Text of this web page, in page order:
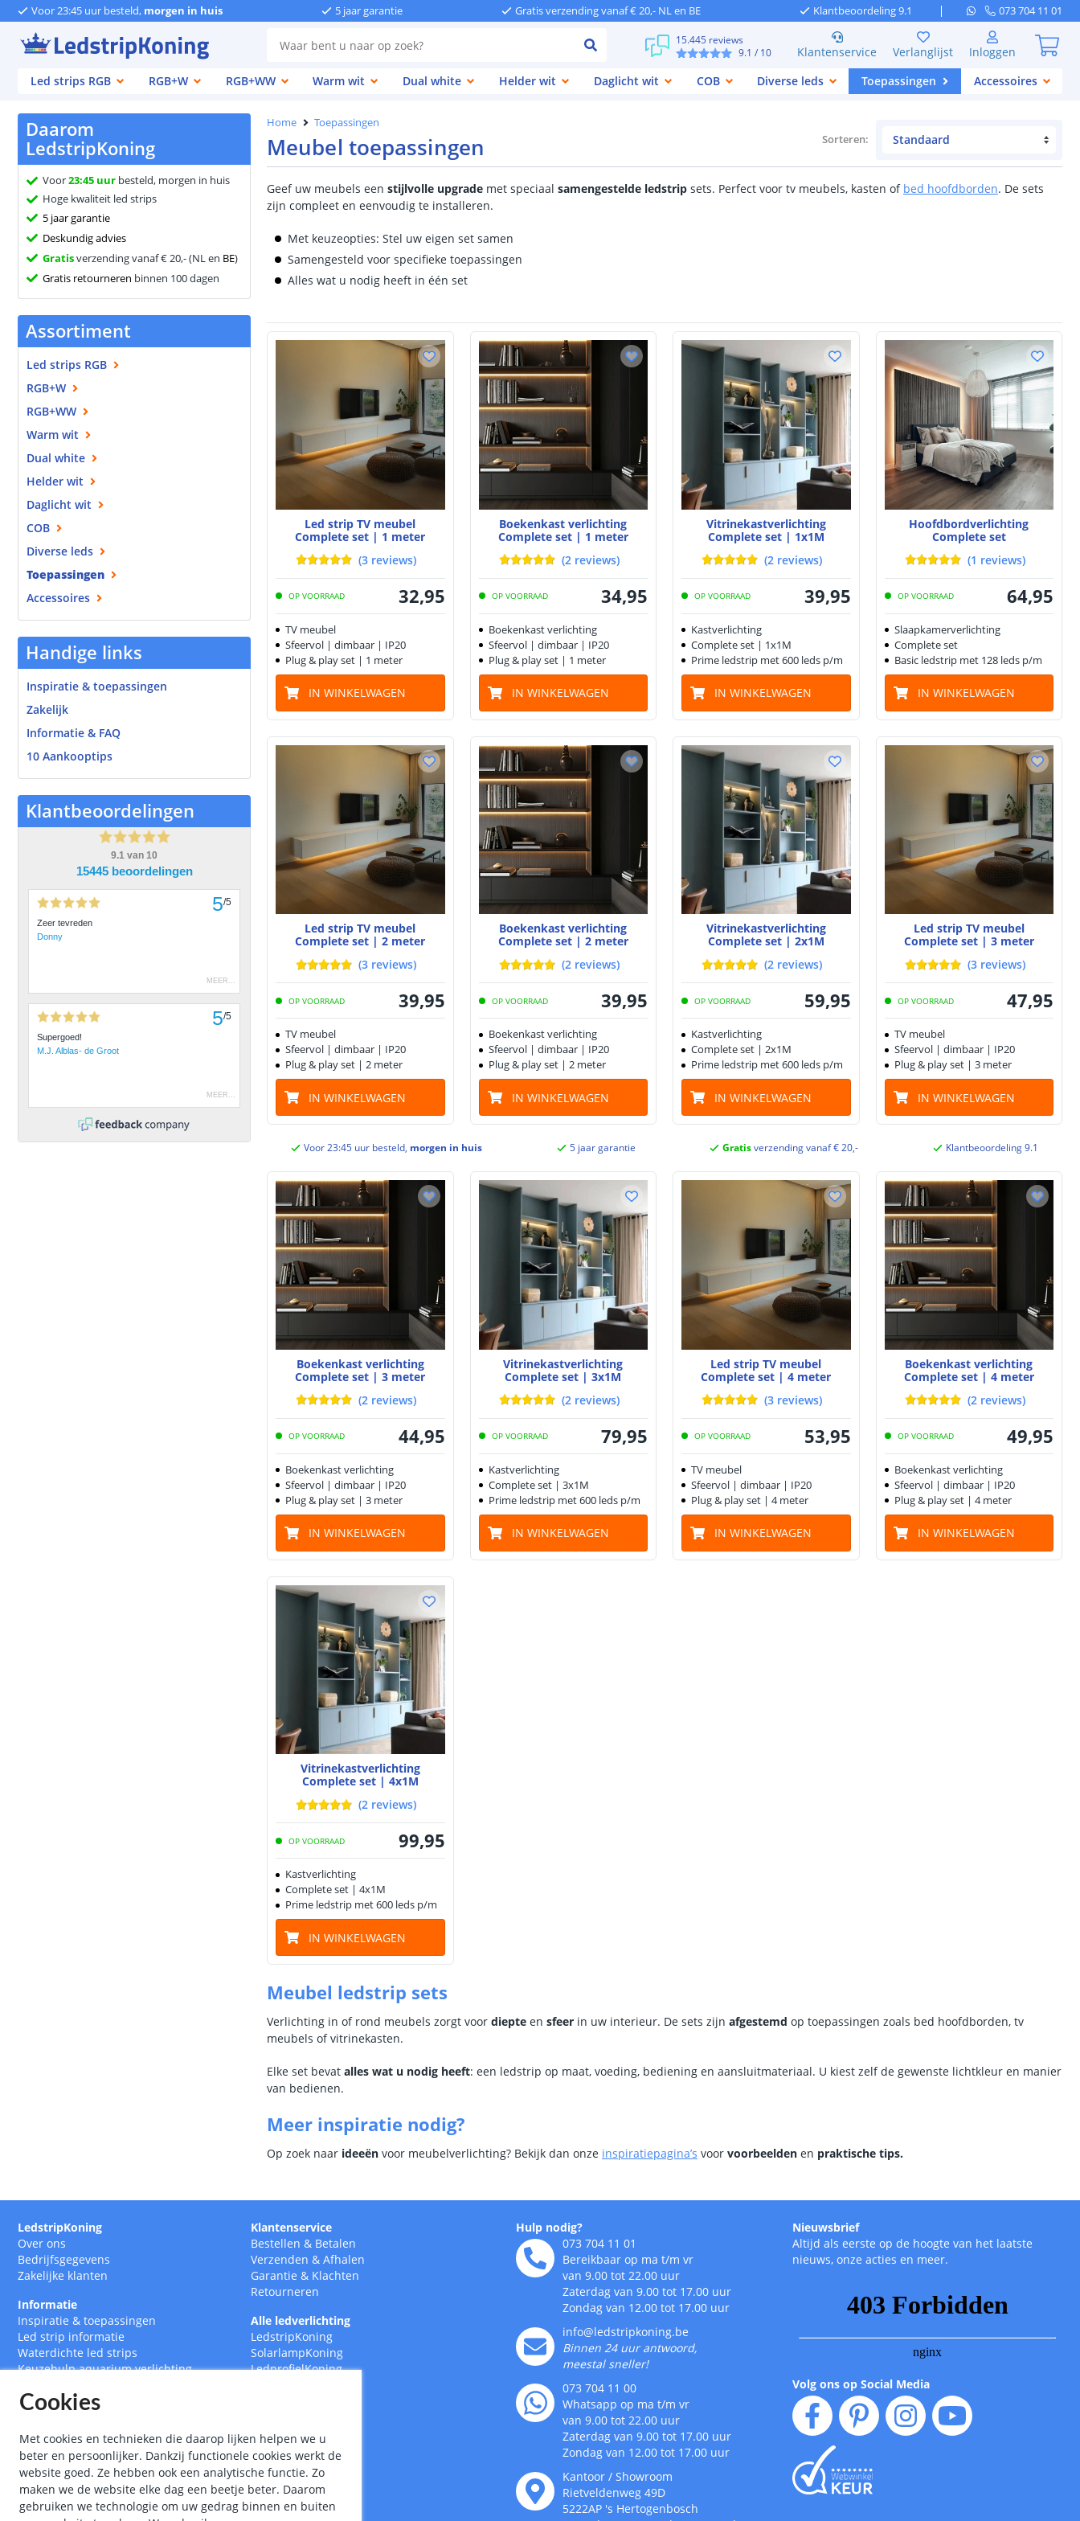
Voor 23:45 uur besteld, morgen in huis 5 jaar garantie Gratis verzending vanaf € 20,- NL en BE Klantbeoordeling 9.1 073 704 11 01
15.445 reviews
9.1 / 10 Klantenservice Verlanglijst
Inloggen
Led strips RGB
RGB+W RGB+WW Warm wit Dual white Helder wit Daglicht wit COB Diverse leds Toepassingen Accessoires
Daarom
LedstripKoning
Voor23:45 uur besteld, morgen in huis
Hoge kwaliteit led strips
5 jaar garantie
Deskundig advies
Gratisverzending vanaf € 20,- (NL en BE)
Gratis retourneren binnen 100 dagen
Assortiment
Led strips RGB
RGB+W
RGB+WW
Warm wit
Dual white
Helder wit
Daglicht wit
COB
Diverse leds
Toepassingen
Accessoires
Handige links
Inspiratie & toepassingen
Zakelijk
Informatie & FAQ
10 Aankooptips
Klantbeoordelingen
9.1 van 10
15445 beoordelingen
5/5
Zeer tevreden
Donny
MEER ...
5/5
Supergoed!
M.J. Alblas- de Groot
MEER ...
Home Toepassingen
Meubel toepassingen Sorteren:
Geef uw meubels een stijlvolle upgrade met speciaal samengestelde ledstrip sets. Perfect voor tv meubels, kasten of bed hoofdborden. De sets
zijn compleet en eenvoudig te installeren.
Met keuzeopties: Stel uw eigen set samen
Samengesteld voor specifieke toepassingen
Alles wat u nodig heeft in één set
Led strip TV meubel
Complete set | 1 meter
(3 reviews)
OP VOORRAAD 32,95
TV meubel
Sfeervol | dimbaar | IP20
Plug & play set | 1 meter
IN WINKELWAGEN
Boekenkast verlichting
Complete set | 1 meter
(2 reviews)
OP VOORRAAD 34,95
Boekenkast verlichting
Sfeervol | dimbaar | IP20
Plug & play set | 1 meter
IN WINKELWAGEN
Vitrinekastverlichting
Complete set | 1x1M
(2 reviews)
OP VOORRAAD 39,95
Kastverlichting
Complete set | 1x1M
Prime ledstrip met 600 leds p/m
IN WINKELWAGEN
Hoofdbordverlichting
Complete set
(1 reviews)
OP VOORRAAD 64,95
Slaapkamerverlichting
Complete set
Basic ledstrip met 128 leds p/m
IN WINKELWAGEN
Led strip TV meubel
Complete set | 2 meter
(3 reviews)
OP VOORRAAD 39,95
TV meubel
Sfeervol | dimbaar | IP20
Plug & play set | 2 meter
IN WINKELWAGEN
Boekenkast verlichting
Complete set | 2 meter
(2 reviews)
OP VOORRAAD 39,95
Boekenkast verlichting
Sfeervol | dimbaar | IP20
Plug & play set | 2 meter
IN WINKELWAGEN
Vitrinekastverlichting
Complete set | 2x1M
(2 reviews)
OP VOORRAAD 59,95
Kastverlichting
Complete set | 2x1M
Prime ledstrip met 600 leds p/m
IN WINKELWAGEN
Led strip TV meubel
Complete set | 3 meter
(3 reviews)
OP VOORRAAD 47,95
TV meubel
Sfeervol | dimbaar | IP20
Plug & play set | 3 meter
IN WINKELWAGEN
Voor 23:45 uur besteld, morgen in huis 5 jaar garantie Gratisverzending vanaf € 20,- Klantbeoordeling 9.1
Boekenkast verlichting
Complete set | 3 meter
(2 reviews)
OP VOORRAAD 44,95
Boekenkast verlichting
Sfeervol | dimbaar | IP20
Plug & play set | 3 meter
IN WINKELWAGEN
Vitrinekastverlichting
Complete set | 3x1M
(2 reviews)
OP VOORRAAD 79,95
Kastverlichting
Complete set | 3x1M
Prime ledstrip met 600 leds p/m
IN WINKELWAGEN
Led strip TV meubel
Complete set | 4 meter
(3 reviews)
OP VOORRAAD 53,95
TV meubel
Sfeervol | dimbaar | IP20
Plug & play set | 4 meter
IN WINKELWAGEN
Boekenkast verlichting
Complete set | 4 meter
(2 reviews)
OP VOORRAAD 49,95
Boekenkast verlichting
Sfeervol | dimbaar | IP20
Plug & play set | 4 meter
IN WINKELWAGEN
Vitrinekastverlichting
Complete set | 4x1M
(2 reviews)
OP VOORRAAD 99,95
Kastverlichting
Complete set | 4x1M
Prime ledstrip met 600 leds p/m
IN WINKELWAGEN
Meubel ledstrip sets
Verlichting in of rond meubels zorgt voor diepte en sfeer in uw interieur. De sets zijn afgestemd op toepassingen zoals bed hoofdborden, tv
meubels of vitrinekasten.
Elke set bevat alles wat u nodig heeft: een ledstrip op maat, voeding, bediening en aansluitmateriaal. U kiest zelf de gewenste lichtkleur en manier
van bedienen.
Meer inspiratie nodig?
Op zoek naar ideeën voor meubelverlichting? Bekijk dan onze inspiratiepagina’s voor voorbeelden en praktische tips.
LedstripKoning
Over ons
Bedrijfsgegevens
Zakelijke klanten
Informatie
Inspiratie & toepassingen
Led strip informatie
Waterdichte led strips
Keuzehulp aquarium verlichting
RGB CCT Multicolor led strips
Led drivers
Ledstrips 12 Volt
Ledstrips 24 Volt
Ledstrip 5 meter
Ledstrip 10 meter
Klantenservice
Bestellen & Betalen
Verzenden & Afhalen
Garantie & Klachten
Retourneren
Alle ledverlichting
LedstripKoning
SolarlampKoning
LedprofielKoning
Hulp nodig?
073 704 11 01
Bereikbaar op ma t/m vr
van 9.00 tot 22.00 uur
Zaterdag van 9.00 tot 17.00 uur
Zondag van 12.00 tot 17.00 uur
info@ledstripkoning.be
Binnen 24 uur antwoord,
meestal sneller!
073 704 11 00
Whatsapp op ma t/m vr
van 9.00 tot 22.00 uur
Zaterdag van 9.00 tot 17.00 uur
Zondag van 12.00 tot 17.00 uur
Kantoor / Showroom
Rietveldenweg 49D
5222AP 's Hertogenbosch
Nieuwsbrief
Altijd als eerste op de hoogte van het laatste
nieuws, onze acties en meer.
Volg ons op Social Media
Cookies
Met cookies en technieken die daarop lijken helpen we u
beter en persoonlijker. Dankzij functionele cookies werkt de
website goed. Ze hebben ook een analytische functie. Zo
maken we de website elke dag een beetje beter. Daarom
gebruiken we technologie om uw gedrag binnen en buiten